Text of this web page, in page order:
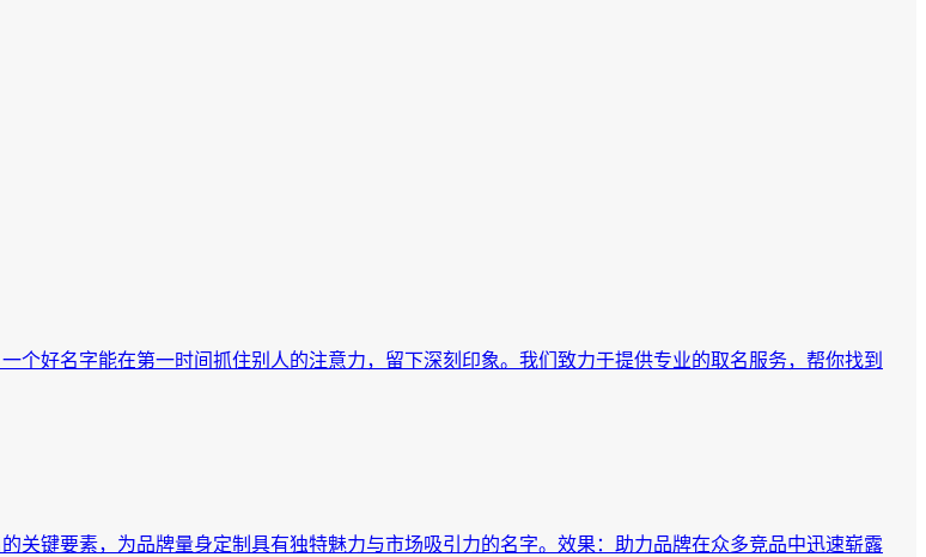
好名字能在第一时间抓住别人的注意力，留下深刻印象。我们致力于提供专业的取名服务，帮你找到
关键要素，为品牌量身定制具有独特魅力与市场吸引力的名字。效果：助力品牌在众多竞品中迅速崭露